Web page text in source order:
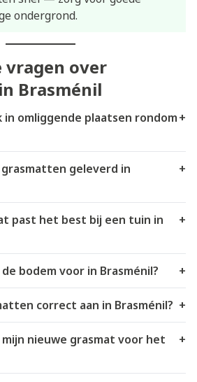
ondergrond.
vragen over
Brasménil
in omliggende plaatsen rondom+
geleverd in
+
past het best bij een tuin in
+
bodem voor in Brasménil? +
correct aan in Brasménil? +
nieuwe grasmat voor het
+